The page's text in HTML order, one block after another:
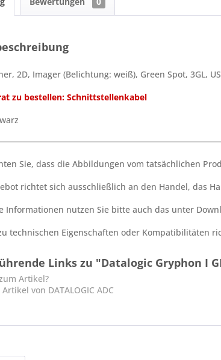
2D, Imager (Belichtung: weiß), Green Spot, 3GL,
zu bestellen: Schnittstellenkabel
Sie, dass die Abbildungen vom tatsächlichen
richtet sich ausschließlich an den Handel, das
Informationen nutzen Sie bitte auch das unter
technischen Eigenschaften oder Kompatibilitäten
Links zu "Datalogic Gryphon I
Artikel?
von DATALOGIC ADC